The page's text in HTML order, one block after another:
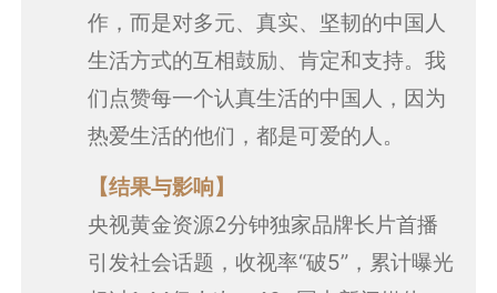
作，而是对多元、真实、坚韧的中国人
生活方式的互相鼓励、肯定和支持。我
们点赞每一个认真生活的中国人，因为
热爱生活的他们，都是可爱的人。
【结果与影响】
央视黄金资源2分钟独家品牌长片首播
引发社会话题，收视率“破5”，累计曝光